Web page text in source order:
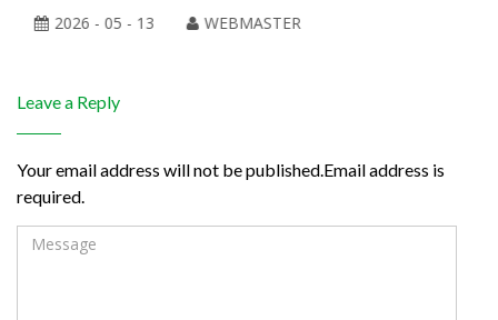
2026 - 05 - 13
WEBMASTER
Leave a Reply
Your email address will not be published.Email address is
required.